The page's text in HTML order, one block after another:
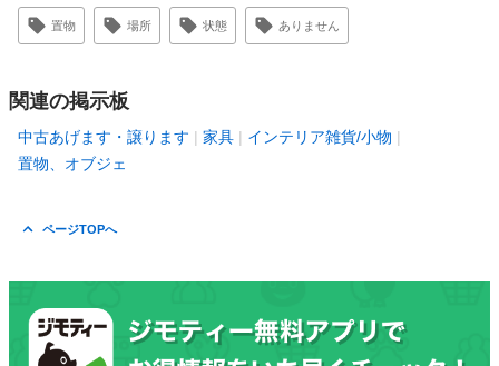
置物 場所 状態 ありません
関連の掲示板
中古あげます・譲ります 家具
インテリア雑貨/小物
置物、オブジェ
ページTOPへ